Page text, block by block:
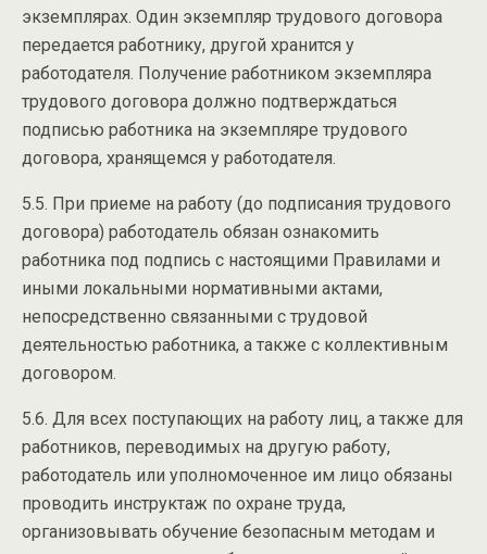
экземплярах. Один экземпляр трудового договора
передается работнику, другой хранится у
работодателя. Получение работником экземпляра
трудового договора должно подтверждаться
подписью работника на экземпляре трудового
договора, хранящемся у работодателя.
5.5. При приеме на работу (до подписания трудового
договора) работодатель обязан ознакомить
работника под подпись с настоящими Правилами и
иными локальными нормативными актами,
непосредственно связанными с трудовой
деятельностью работника, а также с коллективным
договором.
5.6. Для всех поступающих на работу лиц, а также для
работников, переводимых на другую работу,
работодатель или уполномоченное им лицо обязаны
проводить инструктаж по охране труда,
организовывать обучение безопасным методам и